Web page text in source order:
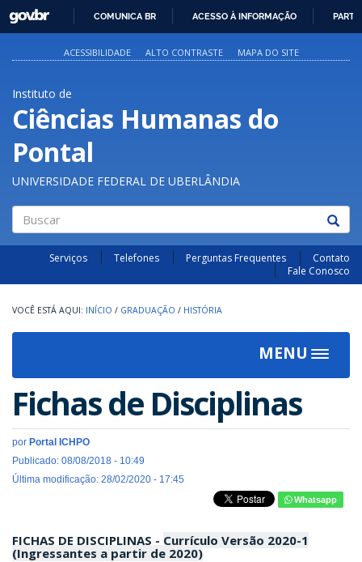
PARA
O
GOVBR
COMUNICA BR ACESSO À INFORMAÇÃO
ACESSIBILIDADE ALTO CONTRASTE MAPA DO SITE
Instituto de
Ciências Humanas do
Pontal
UNIVERSIDADE FEDERAL DE UBERLÂNDIA
Buscar
Serviços Telefones Perguntas Frequentes
Contato
Fale Conosco
INÍCIO / GRADUAÇÃO / HISTÓRIA
MENU
Toggle
Fichas de Disciplinas
por Portal ICHPO
Publicado: 08/08/2018 - 10:49
Última modificação: 28/02/2020 - 17:45
Whatsapp
FICHAS DE DISCIPLINAS - Currículo Versão 2020-1
(Ingressantes a partir de 2020)